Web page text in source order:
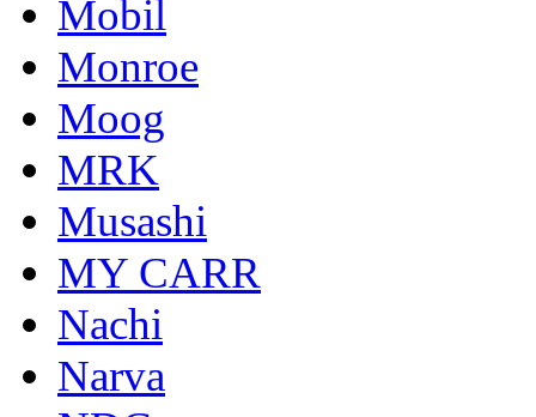
Mobil
Monroe
Moog
MRK
Musashi
MY CARR
Nachi
Narva